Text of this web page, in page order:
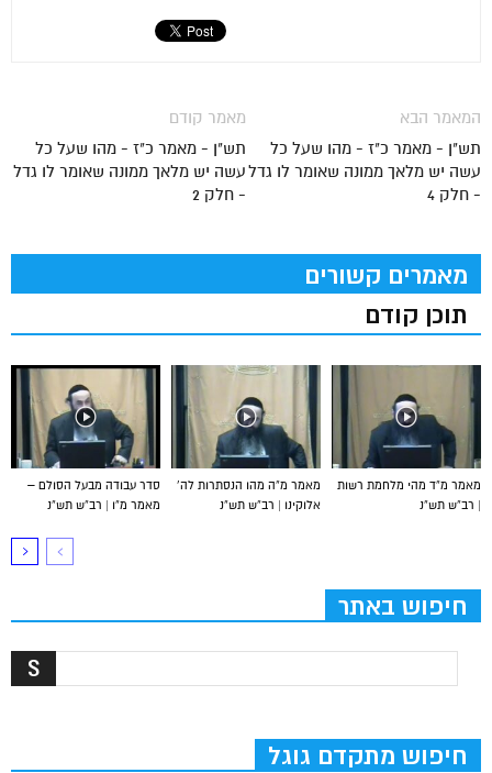
מאמר קודם
תש"ן - מאמר כ"ז - מהו שעל כל
עשה יש מלאך ממונה שאומר לו גדל
- חלק 2
המאמר הבא
תש"ן - מאמר כ"ז - מהו שעל כל
עשה יש מלאך ממונה שאומר לו גדל
- חלק 4
מאמרים קשורים
תוכן קודם
סדר עבודה מבעל הסולם –
מאמר מ”ו | רב”ש תש”נ
מאמר מ”ה מהו הנסתרות לה’
אלוקינו | רב”ש תש”נ
מאמר מ”ד מהי מלחמת רשות
| רב”ש תש”נ
חיפוש באתר
חיפוש מתקדם גוגל